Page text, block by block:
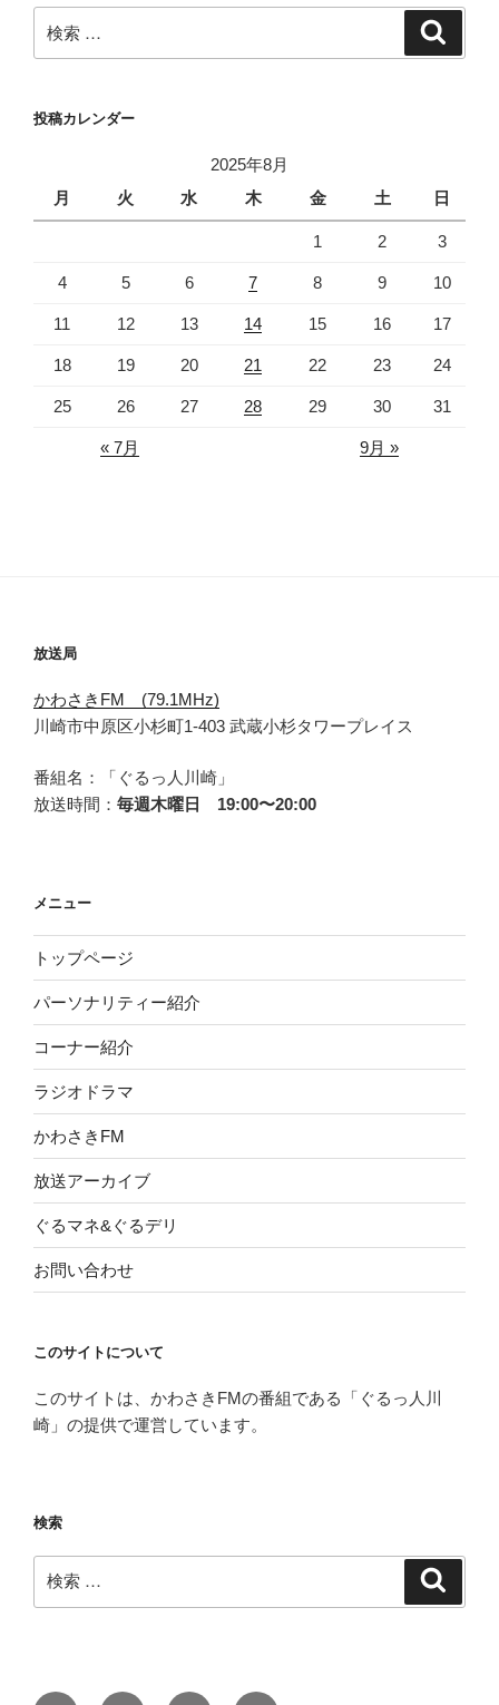
索:
投稿カレンダー
2025年8月
月
火 水 木 金 土 日
1 2 3
4 5 6 7 8 9 10
11 12 13 14 15 16 17
18 19 20 21 22 23 24
25 26 27 28 29 30 31
« 7月 9月 »
放送局
かわさきFM (79.1MHz)
川崎市中原区小杉町1-403 武蔵小杉タワープレイス
番組名：「ぐるっ人川崎」
放送時間： 毎週木曜日 19:00〜20:00
メニュー
トップページ
パーソナリティー紹介
コーナー紹介
ラジオドラマ
かわさきFM
放送アーカイブ
ぐるマネ&ぐるデリ
お問い合わせ
このサイトについて
このサイトは、かわさきFMの番組である「ぐるっ人川
崎」の提供で運営しています。
検索
索: